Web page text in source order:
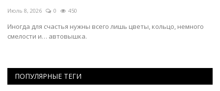
Июль 8, 2026 0 450
Иногда для счастья нужны всего лишь цветы, кольцо, немного
смелости и… автовышка.
ПОПУЛЯРНЫЕ ТЕГИ